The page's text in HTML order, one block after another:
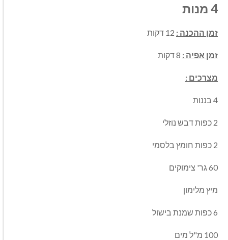
4 מנות
זמן ההכנה :
זמן אפיה :
מצרכים :
4 בננות
2 כפות דבש נוזלי
2 כפות חומץ בלסמי
60 גר' צימוקים
מיץ מלימון
6 כפות שמנת בישול
100 מ"ל מים